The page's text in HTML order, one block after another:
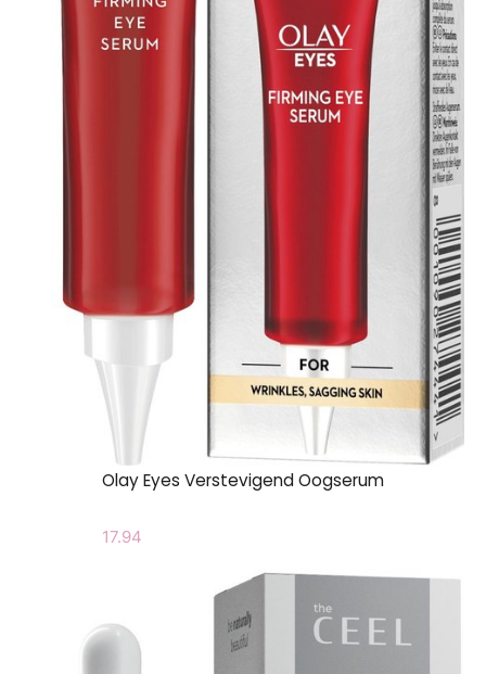
Olay Eyes Verstevigend Oogserum
17.94